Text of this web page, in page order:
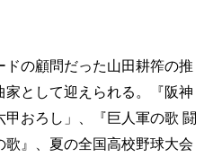
の顧問だった山田耕筰の推
として迎えられる。『阪神
おろし」、『巨人軍の歌 闘
』、夏の全国高校野球大会